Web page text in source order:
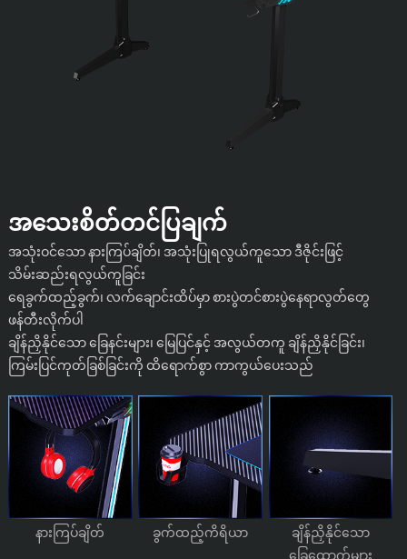
အသေးစိတ်တင်ပြချက်
အသုံးဝင်သော နားကြပ်ချိတ်၊ အသုံးပြုရလွယ်ကူသော ဒီဇိုင်းဖြင့်
သိမ်းဆည်းရလွယ်ကူခြင်း
ရေခွက်ထည့်ခွက်၊ လက်ချောင်းထိပ်မှာ စားပွဲတင်စားပွဲနေရာလွတ်တွေ
ဖန်တီးလိုက်ပါ
ချိန်ညှိနိုင်သော ခြေနင်းများ၊ မြေပြင်နှင့် အလွယ်တကူ ချိန်ညှိနိုင်ခြင်း၊
ကြမ်းပြင်ကုတ်ခြစ်ခြင်းကို ထိရောက်စွာ ကာကွယ်ပေးသည်
နားကြပ်ချိတ် ခွက်ထည့်ကိရိယာ
ချိန်ညှိနိုင်သော
ခြေထောက်များ